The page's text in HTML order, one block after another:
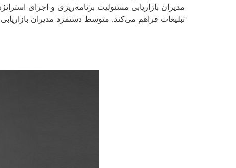
مدیران بازاریابی مسئولیت برنامه‌ریزی و اجرای
تبلیغات فراهم می‌کند. متوسط دستمزد مدیران بازاریابی در کانادا معمولاً بین 70,000 تا